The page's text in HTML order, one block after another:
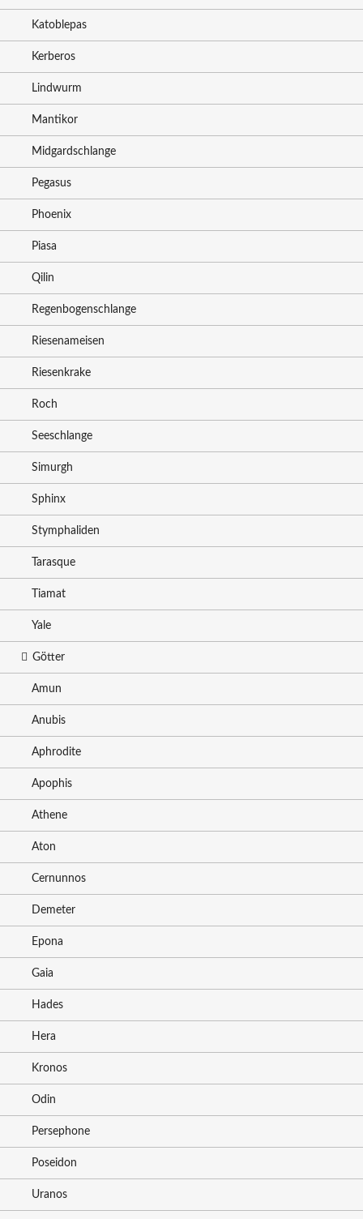
Katoblepas
Kerberos
Lindwurm
Mantikor
Midgardschlange
Pegasus
Phoenix
Piasa
Qilin
Regenbogenschlange
Riesenameisen
Riesenkrake
Roch
Seeschlange
Simurgh
Sphinx
Stymphaliden
Tarasque
Tiamat
Yale
Götter
Amun
Anubis
Aphrodite
Apophis
Athene
Aton
Cernunnos
Demeter
Epona
Gaia
Hades
Hera
Kronos
Odin
Persephone
Poseidon
Uranos